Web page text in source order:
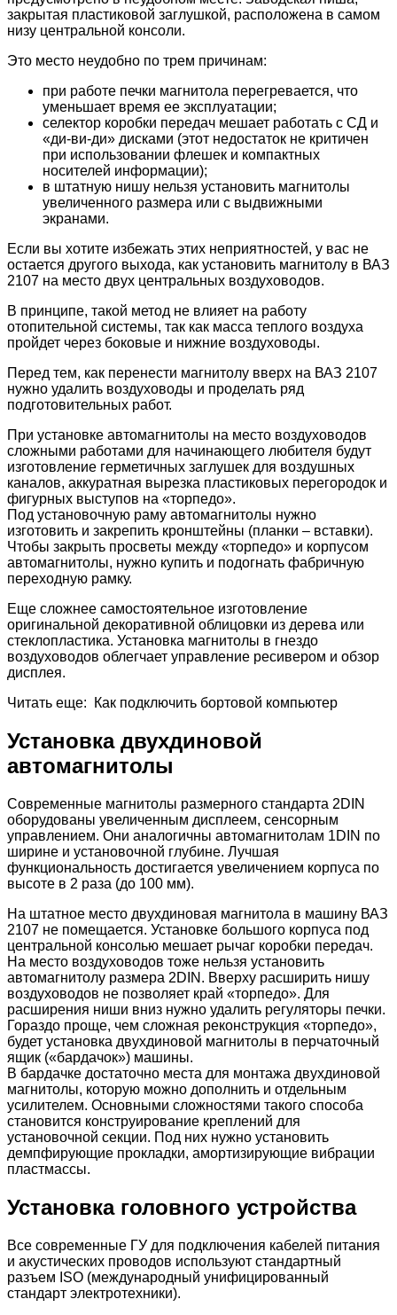
закрытая пластиковой заглушкой, расположена в самом
низу центральной консоли.
Это место неудобно по трем причинам:
при работе печки магнитола перегревается, что
уменьшает время ее эксплуатации;
селектор коробки передач мешает работать с СД и
«ди-ви-ди» дисками (этот недостаток не критичен
при использовании флешек и компактных
носителей информации);
в штатную нишу нельзя установить магнитолы
увеличенного размера или с выдвижными
экранами.
Если вы хотите избежать этих неприятностей, у вас не
остается другого выхода, как установить магнитолу в ВАЗ
2107 на место двух центральных воздуховодов.
В принципе, такой метод не влияет на работу
отопительной системы, так как масса теплого воздуха
пройдет через боковые и нижние воздуховоды.
Перед тем, как перенести магнитолу вверх на ВАЗ 2107
нужно удалить воздуховоды и проделать ряд
подготовительных работ.
При установке автомагнитолы на место воздуховодов
сложными работами для начинающего любителя будут
изготовление герметичных заглушек для воздушных
каналов, аккуратная вырезка пластиковых перегородок и
фигурных выступов на «торпедо».
Под установочную раму автомагнитолы нужно
изготовить и закрепить кронштейны (планки – вставки).
Чтобы закрыть просветы между «торпедо» и корпусом
автомагнитолы, нужно купить и подогнать фабричную
переходную рамку.
Еще сложнее самостоятельное изготовление
оригинальной декоративной облицовки из дерева или
стеклопластика. Установка магнитолы в гнездо
воздуховодов облегчает управление ресивером и обзор
дисплея.
Читать еще: Как подключить бортовой компьютер
Установка двухдиновой
автомагнитолы
Современные магнитолы размерного стандарта 2DIN
оборудованы увеличенным дисплеем, сенсорным
управлением. Они аналогичны автомагнитолам 1DIN по
ширине и установочной глубине. Лучшая
функциональность достигается увеличением корпуса по
высоте в 2 раза (до 100 мм).
На штатное место двухдиновая магнитола в машину ВАЗ
2107 не помещается. Установке большого корпуса под
центральной консолью мешает рычаг коробки передач.
На место воздуховодов тоже нельзя установить
автомагнитолу размера 2DIN. Вверху расширить нишу
воздуховодов не позволяет край «торпедо». Для
расширения ниши вниз нужно удалить регуляторы печки.
Гораздо проще, чем сложная реконструкция «торпедо»,
будет установка двухдиновой магнитолы в перчаточный
ящик («бардачок») машины.
В бардачке достаточно места для монтажа двухдиновой
магнитолы, которую можно дополнить и отдельным
усилителем. Основными сложностями такого способа
становится конструирование креплений для
установочной секции. Под них нужно установить
демпфирующие прокладки, амортизирующие вибрации
пластмассы.
Установка головного устройства
Все современные ГУ для подключения кабелей питания
и акустических проводов используют стандартный
разъем ISO (международный унифицированный
стандарт электротехники).